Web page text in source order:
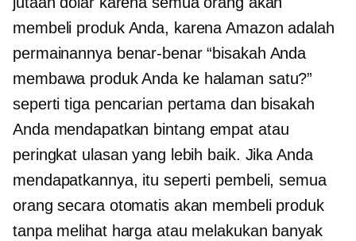
membeli produk Anda, karena Amazon adalah
permainannya benar-benar “bisakah Anda
membawa produk Anda ke halaman satu?”
seperti tiga pencarian pertama dan bisakah
Anda mendapatkan bintang empat atau
peringkat ulasan yang lebih baik. Jika Anda
mendapatkannya, itu seperti pembeli, semua
orang secara otomatis akan membeli produk
tanpa melihat harga atau melakukan banyak